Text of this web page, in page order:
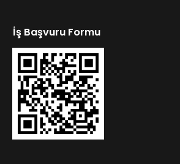
İş Başvuru Formu